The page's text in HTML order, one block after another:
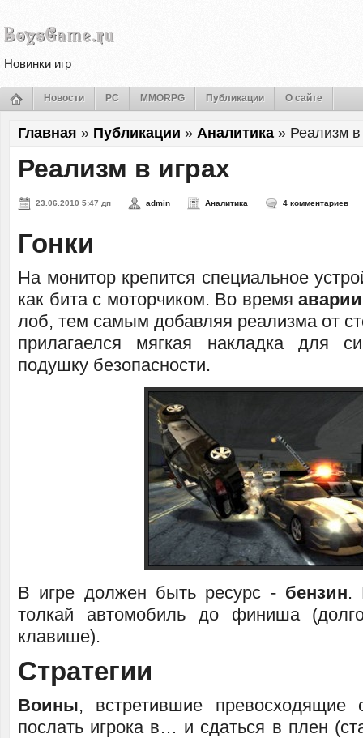
Новинки игр
Новости PC MMORPG Публикации О сайте
Главная » Публикации » Аналитика » Реализм в
Реализм в играх
23.06.2010 5:47 дп admin Аналитика 4 комментариев
Гонки
На монитор крепится специальное
как бита с моторчиком. Во время
лоб, тем самым добавляя реализма от
прилагаелся мягкая накладка для
подушку безопасности.
В игре должен быть ресурс - бензин.
толкай автомобиль до финиша
клавише).
Стратегии
Воины, встретившие превосходящие
послать игрока в… и сдаться в плен